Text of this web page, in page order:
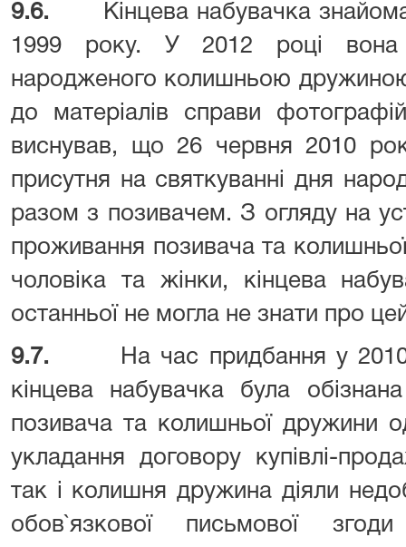
9.6.
Кінцева набувачка
1999 року. У 2012 році вона
народженого колишньою
до матеріалів справи
виснував, що 26 червня 2010
присутня на святкуванні дня
разом з позивачем. З огляду на
проживання позивача та
чоловіка та жінки, кінцева
останньої не могла не знати про
9.7.
На час придбання у
кінцева набувачка була
позивача та колишньої дружини
укладання договору купівлі-
так і колишня дружина діяли
обов`язкової письмової